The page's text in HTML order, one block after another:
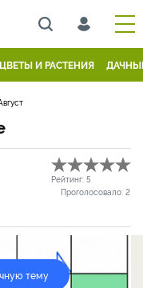
ЦВЕТЫ И РАСТЕНИЯ
Рейтинг: 5
Проголосовало: 2
тему